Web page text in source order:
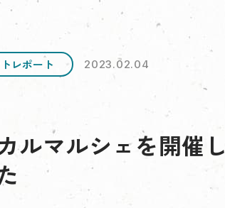
レポート 2023.02.04
ルマルシェを開催し